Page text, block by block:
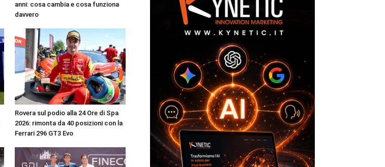
anni: cosa cambia e cosa funziona
davvero
Rovera sul podio alla 24 Ore di Spa
2026: rimonta da 40 posizioni con la
Ferrari 296 GT3 Evo